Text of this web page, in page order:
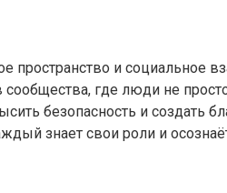
пространство и социальное
где люди не
безопасность и создать
знает свои роли и